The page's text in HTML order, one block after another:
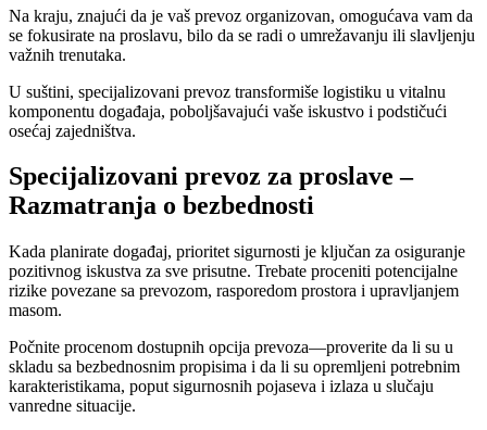
Na kraju, znajući da je vaš prevoz organizovan, omogućava vam da
se fokusirate na proslavu, bilo da se radi o umrežavanju ili slavljenju
važnih trenutaka.
U suštini, specijalizovani prevoz transformiše logistiku u vitalnu
komponentu događaja, poboljšavajući vaše iskustvo i podstičući
osećaj zajedništva.
Specijalizovani prevoz za proslave –
Razmatranja o bezbednosti
Kada planirate događaj, prioritet sigurnosti je ključan za osiguranje
pozitivnog iskustva za sve prisutne. Trebate proceniti potencijalne
rizike povezane sa prevozom, rasporedom prostora i upravljanjem
masom.
Počnite procenom dostupnih opcija prevoza—proverite da li su u
skladu sa bezbednosnim propisima i da li su opremljeni potrebnim
karakteristikama, poput sigurnosnih pojaseva i izlaza u slučaju
vanredne situacije.